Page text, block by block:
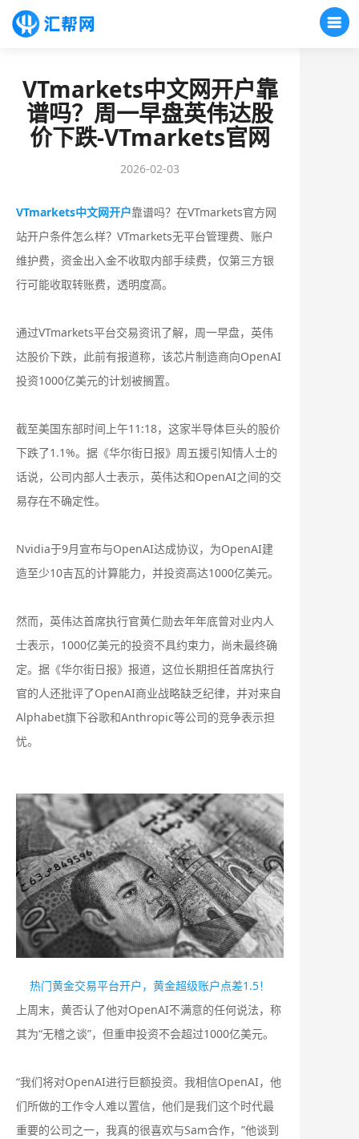
VTmarkets中文网开户靠
谱吗？周一早盘英伟达股
价下跌-VTmarkets官网
2026-02-03
VTmarkets中文网开户靠谱吗？在VTmarkets官方网
站开户条件怎么样？‌‌VTmarkets无平台管理费、账户
维护费，资金出入金‌不收取内部手续费‌，仅第三方银
行可能收取转账费，透明度高。
通过VTmarkets平台交易资讯了解，周一早盘，英伟
达股价下跌，此前有报道称，该芯片制造商向OpenAI
投资1000亿美元的计划被搁置。
截至美国东部时间上午11:18，这家半导体巨头的股价
下跌了1.1%。据《华尔街日报》周五援引知情人士的
话说，公司内部人士表示，英伟达和OpenAI之间的交
易存在不确定性。
Nvidia于9月宣布与OpenAI达成协议，为OpenAI建
造至少10吉瓦的计算能力，并投资高达1000亿美元。
然而，英伟达首席执行官黄仁勋去年年底曾对业内人
士表示，1000亿美元的投资不具约束力，尚未最终确
定。据《华尔街日报》报道，这位长期担任首席执行
官的人还批评了OpenAI商业战略缺乏纪律，并对来自
Alphabet旗下谷歌和Anthropic等公司的竞争表示担
忧。
热门黄金交易平台开户，黄金超级账户点差1.5！
上周末，黄否认了他对OpenAI不满意的任何说法，称
其为“无稽之谈”，但重申投资不会超过1000亿美元。
“我们将对OpenAI进行巨额投资。我相信OpenAI，他
们所做的工作令人难以置信，他们是我们这个时代最
重要的公司之一，我真的很喜欢与Sam合作，”他谈到